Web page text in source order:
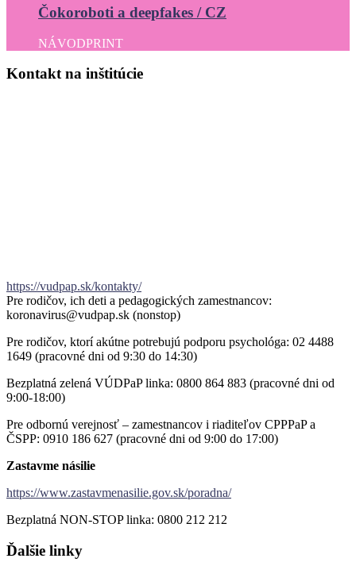
Čokoroboti a deepfakes / CZ
NÁVODPRINT
Kontakt na inštitúcie
https://vudpap.sk/kontakty/
Pre rodičov, ich deti a pedagogických zamestnancov:
koronavirus@vudpap.sk (nonstop)
Pre rodičov, ktorí akútne potrebujú podporu psychológa: 02 4488
1649 (pracovné dni od 9:30 do 14:30)
Bezplatná zelená VÚDPaP linka: 0800 864 883 (pracovné dni od
9:00-18:00)
Pre odbornú verejnosť – zamestnancov i riaditeľov CPPPaP a
ČSPP: 0910 186 627 (pracovné dni od 9:00 do 17:00)
Zastavme násilie
https://www.zastavmenasilie.gov.sk/poradna/
Bezplatná NON-STOP linka: 0800 212 212
Ďalšie linky